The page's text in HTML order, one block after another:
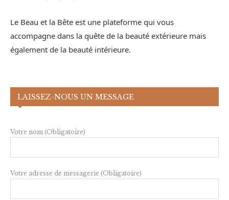
Le Beau et la Bête est une plateforme qui vous
accompagne dans la quête de la beauté extérieure mais
également de la beauté intérieure.
LAISSEZ-NOUS UN MESSAGE
Votre nom (Obligatoire)
Votre adresse de messagerie (Obligatoire)